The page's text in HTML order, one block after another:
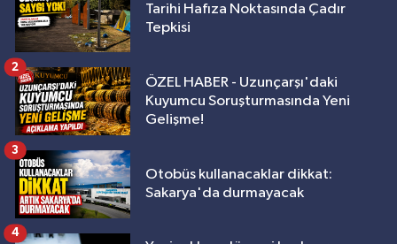
Tarihi Hafıza Noktasında Çadır
Tepkisi
ÖZEL HABER - Uzunçarşı'daki
Kuyumcu Soruşturmasında Yeni
Gelişme!
2
Otobüs kullanacaklar dikkat:
Sakarya'da durmayacak
3
4